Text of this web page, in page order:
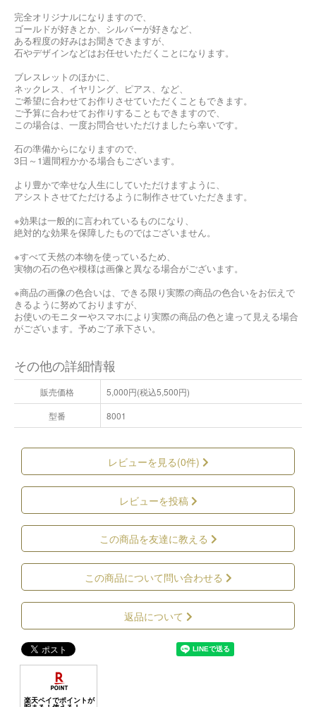
完全オリジナルになりますので、
ゴールドが好きとか、シルバーが好きなど、
ある程度の好みはお聞きできますが、
石やデザインなどはお任せいただくことになります。
ブレスレットのほかに、
ネックレス、イヤリング、ピアス、など、
ご希望に合わせてお作りさせていただくこともできます。
ご予算に合わせてお作りすることもできますので、
この場合は、一度お問合せいただけましたら幸いです。
石の準備からになりますので、
3日～1週間程かかる場合もございます。
より豊かで幸せな人生にしていただけますように、
アシストさせてただけるように制作させていただきます。
※効果は一般的に言われているものになり、
絶対的な効果を保障したものではございません。
※すべて天然の本物を使っているため、
実物の石の色や模様は画像と異なる場合がございます。
※商品の画像の色合いは、できる限り実際の商品の色合いをお伝えで
きるように努めておりますが、
お使いのモニターやスマホにより実際の商品の色と違って見える場合
がございます。予めご了承下さい。
その他の詳細情報
販売価格
5,000円(税込5,500円)
型番
8001
レビューを見る(0件)
レビューを投稿
この商品を友達に教える
この商品について問い合わせる
返品について